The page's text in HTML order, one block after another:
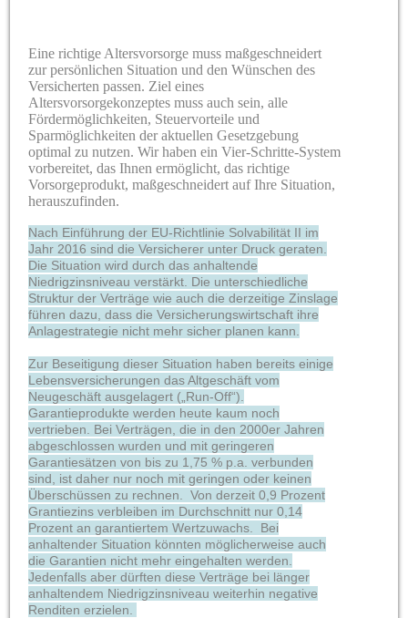
Eine richtige Altersvorsorge muss maßgeschneidert
zur persönlichen Situation und den Wünschen des
Versicherten passen. Ziel eines
Altersvorsorgekonzeptes muss auch sein, alle
Fördermöglichkeiten, Steuervorteile und
Sparmöglichkeiten der aktuellen Gesetzgebung
optimal zu nutzen. Wir haben ein Vier-Schritte-System
vorbereitet, das Ihnen ermöglicht, das richtige
Vorsorgeprodukt, maßgeschneidert auf Ihre Situation,
herauszufinden.
Nach Einführung der EU-Richtlinie Solvabilität II im
Jahr 2016 sind die Versicherer unter Druck geraten.
Die Situation wird durch das anhaltende
Niedrigzinsniveau verstärkt. Die unterschiedliche
Struktur der Verträge wie auch die derzeitige Zinslage
führen dazu, dass die Versicherungswirtschaft ihre
Anlagestrategie nicht mehr sicher planen kann.
Zur Beseitigung dieser Situation haben bereits einige
Lebensversicherungen das Altgeschäft vom
Neugeschäft ausgelagert („Run-Off“).
Garantieprodukte werden heute kaum noch
vertrieben. Bei Verträgen, die in den 2000er Jahren
abgeschlossen wurden und mit geringeren
Garantiesätzen von bis zu 1,75 % p.a. verbunden
sind, ist daher nur noch mit geringen oder keinen
Überschüssen zu rechnen. Von derzeit 0,9 Prozent
Grantiezins verbleiben im Durchschnitt nur 0,14
Prozent an garantiertem Wertzuwachs. Bei
anhaltender Situation könnten möglicherweise auch
die Garantien nicht mehr eingehalten werden.
Jedenfalls aber dürften diese Verträge bei länger
anhaltendem Niedrigzinsniveau weiterhin negative
Renditen erzielen.